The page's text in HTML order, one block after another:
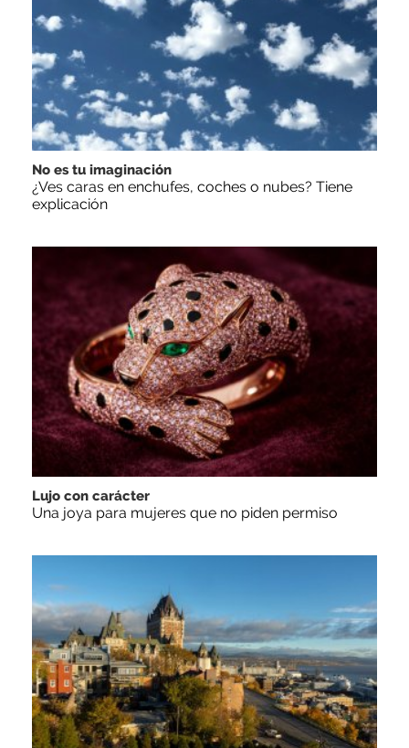
No es tu imaginación
¿Ves caras en enchufes, coches o nubes? Tiene
explicación
Lujo con carácter
Una joya para mujeres que no piden permiso